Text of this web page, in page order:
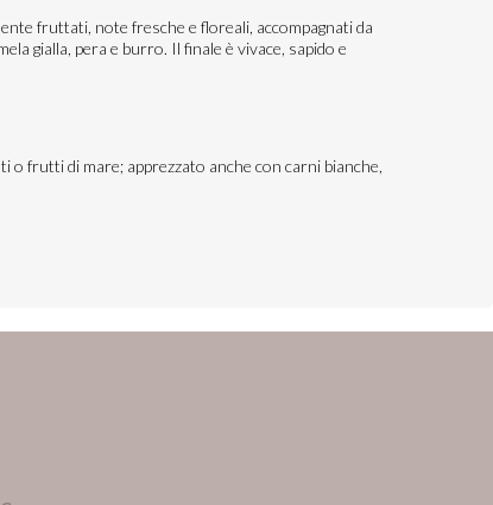
fruttati, note fresche e floreali, accompagnati da
gialla, pera e burro. Il finale è vivace, sapido e
o frutti di mare; apprezzato anche con carni bianche,